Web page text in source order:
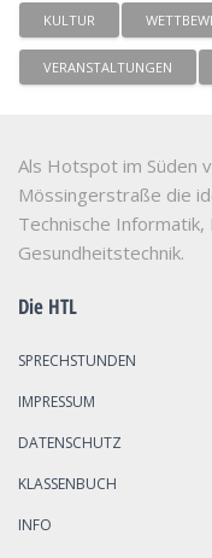
KULTUR
VERANSTALTUNGEN
Als Hotspot im Süden
Mössingerstraße die
Technische
Gesundheitstechnik.
Die HTL
SPRECHSTUNDEN
IMPRESSUM
DATENSCHUTZ
KLASSENBUCH
INFO